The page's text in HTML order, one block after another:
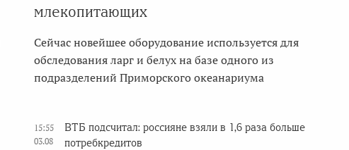
млекопитающих
Сейчас новейшее оборудование используется для
обследования ларг и белух на базе одного из
подразделений Приморского океанариума
15:55
03.08
ВТБ подсчитал: россияне взяли в 1,6 раза больше
потребкредитов